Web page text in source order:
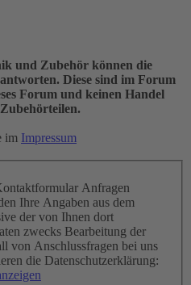
und Zubehör können die
Diese sind im Forum
Forum und keinen Handel
im Impressum
Anfragen
Ihre Angaben aus dem
der von Ihnen dort
zwecks Bearbeitung der
von Anschlussfragen bei uns
die Datenschutzerklärung: